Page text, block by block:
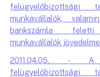
munkavállalók,
bankszámla
munkavállalók jövedelme
2011.04.05. - A